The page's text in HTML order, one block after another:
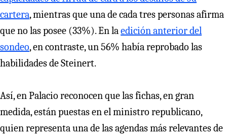
cartera, mientras que una de cada tres personas afirma
que no las posee (33%). En laedición anterior del
sondeo, en contraste, un 56% había reprobado las
habilidades de Steinert.
Así, en Palacio reconocen que las fichas, en gran
medida, están puestas en el ministro republicano,
quien representa una de las agendas más relevantes de